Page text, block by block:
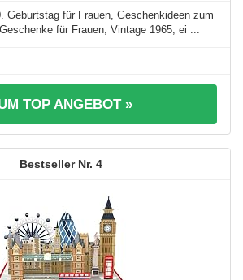
Geburtstag für Frauen, Geschenkideen zum
für Frauen, Vintage 1965, ei ...
TOP ANGEBOT »
4